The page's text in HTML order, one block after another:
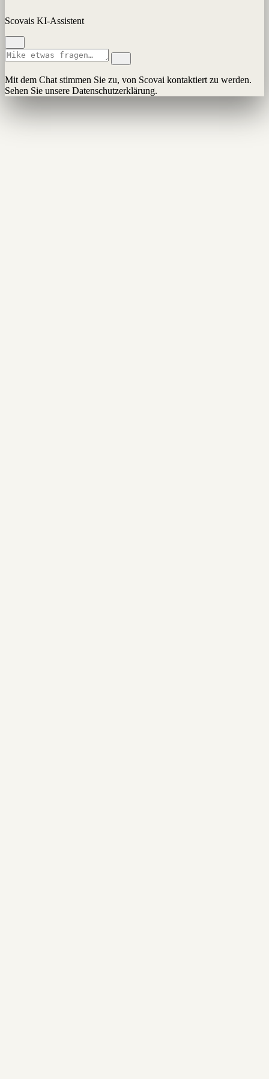
Scovais KI-Assistent
Mit dem Chat stimmen Sie zu, von Scovai kontaktiert zu werden.
Sehen Sie unsere Datenschutzerklärung.